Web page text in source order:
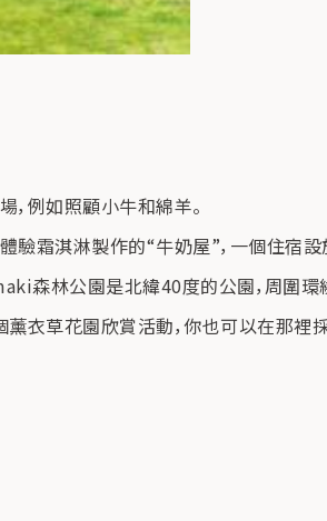
，例如照顧小牛和綿羊。
驗霜淇淋製作的“牛奶屋”，一個住宿設
森林公園是北緯40度的公園，周圍環
薰衣草花園欣賞活動，你也可以在那裡